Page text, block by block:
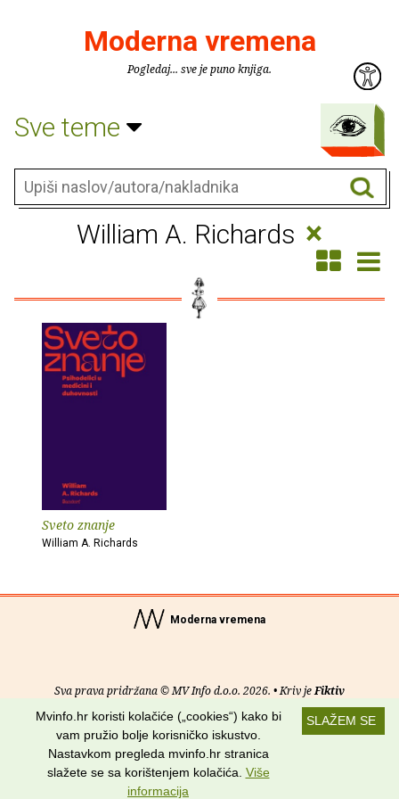
Moderna vremena
Pogledaj... sve je puno knjiga.
Sve teme
William A. Richards ×
Sveto znanje
William A. Richards
Moderna vremena
Sva prava pridržana © MV Info d.o.o. 2026. • Kriv jeFiktiv
Uvjeti korištenja RSS kanali
Potraži nas na:
SLAŽEM SE
Mvinfo.hr koristi kolačiće („cookies“) kako bi
vam pružio bolje korisničko iskustvo.
Nastavkom pregleda mvinfo.hr stranica
slažete se sa korištenjem kolačića. Više
informacija